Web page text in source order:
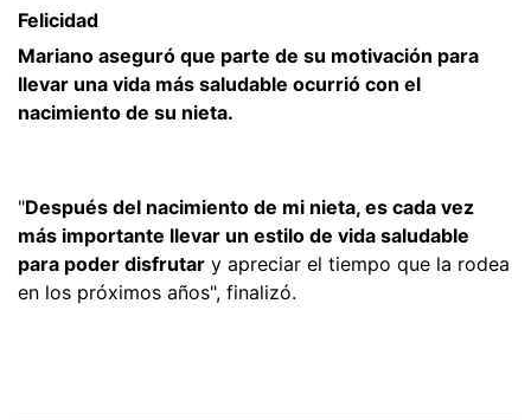
Felicidad
Mariano aseguró que parte de su motivación para
llevar una vida más saludable ocurrió con el
nacimiento de su nieta.
"Después del nacimiento de mi nieta, es cada vez
más importante llevar un estilo de vida saludable
para poder disfrutar y apreciar el tiempo que la rodea
en los próximos años", finalizó.